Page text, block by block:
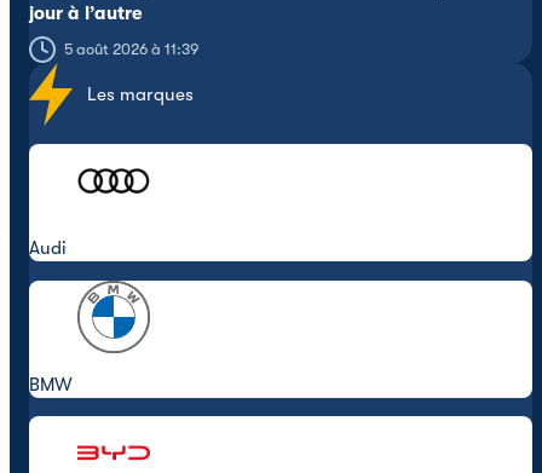
jour à l’autre
5 août 2026 à 11:39
Les marques
Audi
BMW